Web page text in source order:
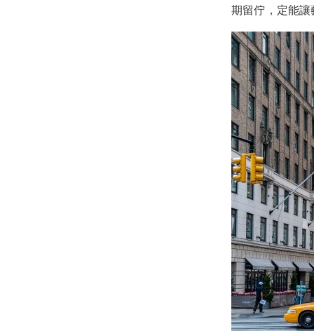
期留佇，定能